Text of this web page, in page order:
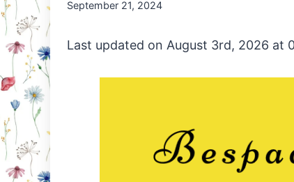
By
September 21, 2024
Last updated on August 3rd, 2026 at